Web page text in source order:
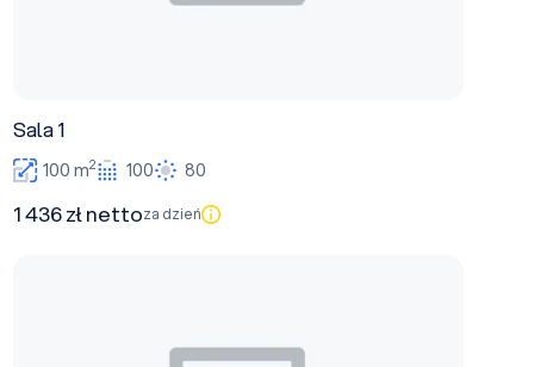
Sala 1
100 m2 100 80
1 436 zł nettoza dzień